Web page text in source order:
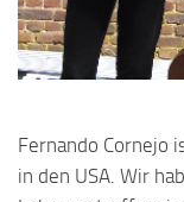
Fernando Cornejo
in den USA. Wir